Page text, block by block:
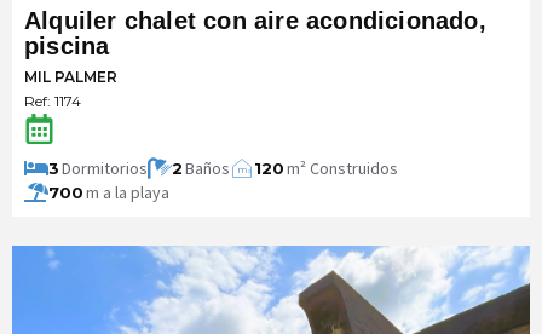
Alquiler chalet con aire acondicionado,
piscina
MIL PALMER
Ref: 1174
3Dormitorios 2Baños m2 120m² Construidos
700m a la playa